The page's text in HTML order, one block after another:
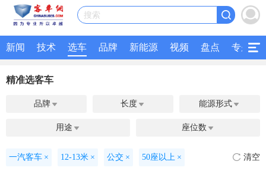
搜索
新闻 技术 选车 品牌 新能源 视频 盘点 专题
精准选客车
品牌  长度  能源形式 
用途  座位数 
一汽客车 × 12-13米 × 公交 × 50座以上 × 清空